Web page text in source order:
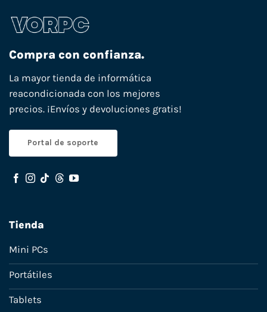
Compra con confianza.
La mayor tienda de informática
reacondicionada con los mejores
precios. ¡Envíos y devoluciones gratis!
Portal de soporte
Tienda
Mini PCs
Portátiles
Tablets